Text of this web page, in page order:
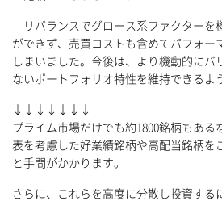
リバランスでグロース系ファクターを
ができず、売買コストも含めてパフォー
しまいました。今後は、より機動的にバ
ないポートフォリオ特性を維持できるよ
↓↓↓↓↓↓↓
プライム市場だけでも約1800銘柄もある
表を考慮した好業績銘柄や高配当銘柄を
と手間がかかります。
さらに、これらを高度に分散し投資する